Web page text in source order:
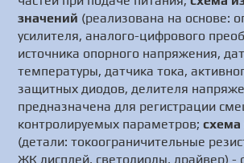
значений (реализована на основе:
усилителя, аналого-цифрового
источника опорного напряжения,
температуры, датчика тока,
защитных диодов, делителя
предназначена для регистрации
контролируемых параметров;схема
(детали: токоограничительные
ЖК дисплей, светодиоды, драйвер) -